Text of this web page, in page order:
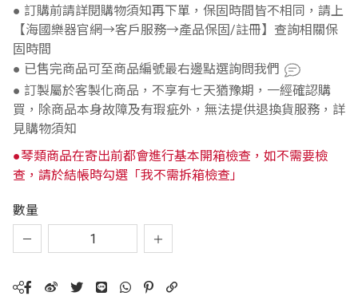
● 訂購前請詳閱購物須知再下單，保固時間皆不相同，請上
【海國樂器官網→客戶服務→產品保固/註冊】查詢相關保
固時間
● 已售完商品可至商品編號最右邊點選詢問我們
● 訂製屬於客製化商品，不享有七天猶豫期，一經確認購
買，除商品本身故障及有瑕疵外，無法提供退換貨服務，詳
見購物須知
●琴類商品在寄出前都會進行基本開箱檢查，如不需要檢
查，請於結帳時勾選「我不需拆箱檢查」
數量